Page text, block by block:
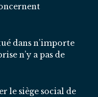
dans n’importe
n’y a pas de
le siège social de